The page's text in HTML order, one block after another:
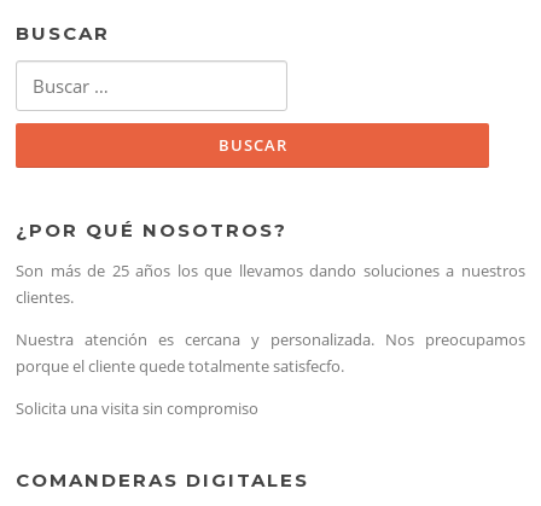
BUSCAR
¿POR QUÉ NOSOTROS?
Son más de 25 años los que llevamos dando soluciones a nuestros
clientes.
Nuestra atención es cercana y personalizada. Nos preocupamos
porque el cliente quede totalmente satisfecfo.
Solicita una visita sin compromiso
COMANDERAS DIGITALES